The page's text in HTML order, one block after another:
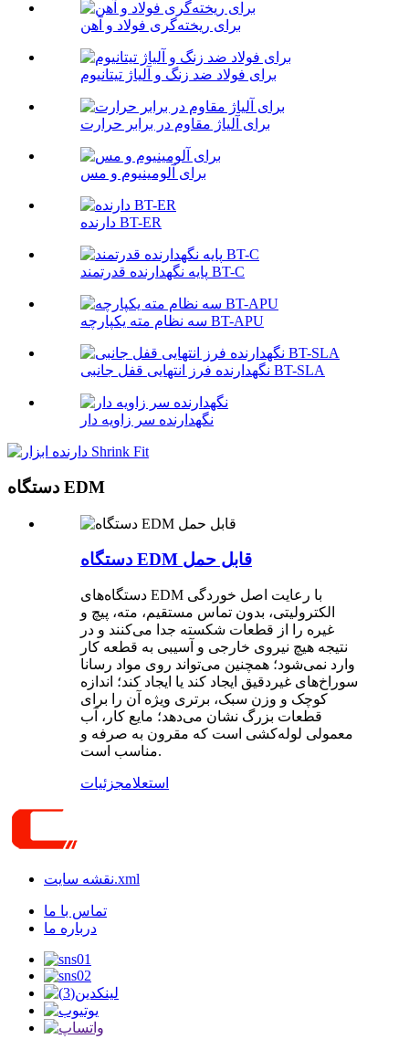
برای ریخته‌گری فولاد و آهن
برای فولاد ضد زنگ و آلیاژ تیتانیوم
برای آلیاژ مقاوم در برابر حرارت
برای آلومینیوم و مس
دارنده BT-ER
پایه نگهدارنده قدرتمند BT-C
سه نظام مته یکپارچه BT-APU
نگهدارنده فرز انتهایی قفل جانبی BT-SLA
نگهدارنده سر زاویه دار
دستگاه EDM
دستگاه EDM قابل حمل
دستگاه‌های EDM با رعایت اصل خوردگی
الکترولیتی، بدون تماس مستقیم، مته، پیچ و
غیره را از قطعات شکسته جدا می‌کنند و در
نتیجه هیچ نیروی خارجی و آسیبی به قطعه کار
وارد نمی‌شود؛ همچنین می‌تواند روی مواد رسانا
سوراخ‌های غیردقیق ایجاد کند یا ایجاد کند؛ اندازه
کوچک و وزن سبک، برتری ویژه آن را برای
قطعات بزرگ نشان می‌دهد؛ مایع کار، آب
معمولی لوله‌کشی است که مقرون به صرفه و
مناسب است.
استعلامجزئیات
نقشه سایت.xml
تماس با ما
درباره ما